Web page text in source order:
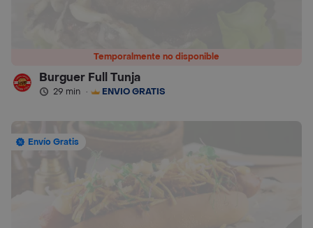
Temporalmente no disponible
Burguer Full Tunja
29 min · ENVÍO GRATIS
Envío Gratis